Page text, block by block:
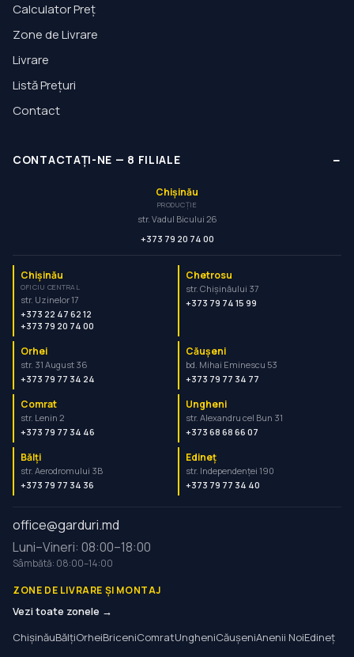
Calculator Preț
Zone de Livrare
Livrare
Listă Prețuri
Contact
CONTACTAȚI-NE — 8 FILIALE −
Chișinău
PRODUCȚIE
str. Vadul Bicului 26
+373 79 20 74 00
Chișinău
OFICIU CENTRAL
str. Uzinelor 17
+373 22 47 62 12
+373 79 20 74 00
Chetrosu
str. Chișinăului 37
+373 79 74 15 99
Orhei
str. 31 August 36
+373 79 77 34 24
Căușeni
bd. Mihai Eminescu 53
+373 79 77 34 77
Comrat
str. Lenin 2
+373 79 77 34 46
Ungheni
str. Alexandru cel Bun 31
+373 68 68 66 07
Bălți
str. Aerodromului 3B
+373 79 77 34 36
Edineț
str. Independenței 190
+373 79 77 34 40
office@garduri.md
Luni–Vineri: 08:00–18:00
Sâmbătă: 08:00–14:00
ZONE DE LIVRARE ȘI MONTAJ
Vezi toate zonele →
ChișinăuBălțiOrheiBriceniComratUngheniCăușeniAnenii NoiEdineț